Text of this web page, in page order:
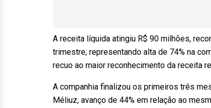
A receita líquida atingiu R$ 90 milhões,
trimestre, representando alta de 74% na
recuo ao maior reconhecimento da receita
A companhia finalizou os primeiros três
Méliuz, avanço de 44% em relação ao